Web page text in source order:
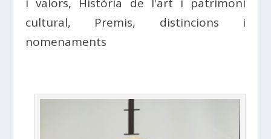
cultural, Premis, distincions i
nomenaments